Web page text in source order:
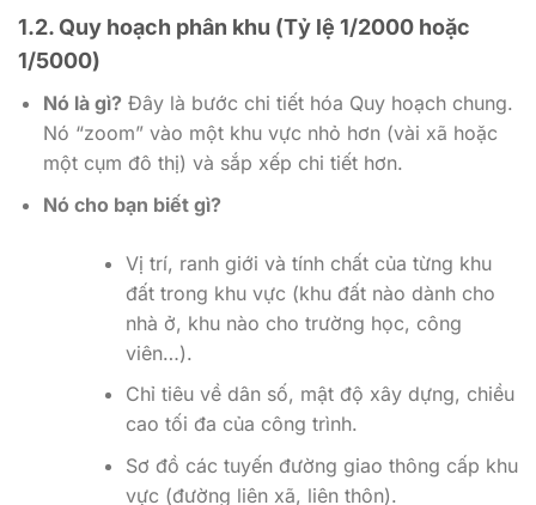
1.2. Quy hoạch phân khu (Tỷ lệ 1/2000 hoặc
1/5000)
Nó là gì? Đây là bước chi tiết hóa Quy hoạch chung.
Nó “zoom” vào một khu vực nhỏ hơn (vài xã hoặc
một cụm đô thị) và sắp xếp chi tiết hơn.
Nó cho bạn biết gì?
Vị trí, ranh giới và tính chất của từng khu
đất trong khu vực (khu đất nào dành cho
nhà ở, khu nào cho trường học, công
viên…).
Chỉ tiêu về dân số, mật độ xây dựng, chiều
cao tối đa của công trình.
Sơ đồ các tuyến đường giao thông cấp khu
vực (đường liên xã, liên thôn).